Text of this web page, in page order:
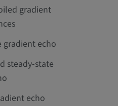
gradient
gradient echo
steady-state
echo